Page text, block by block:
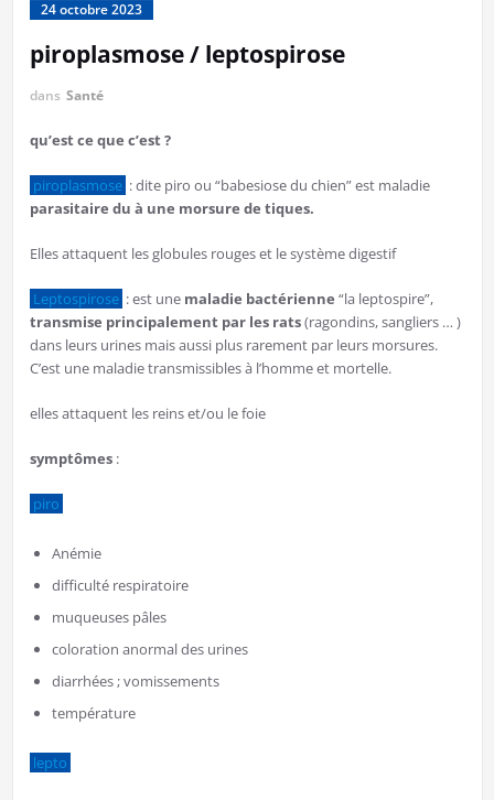
24 octobre 2023
piroplasmose / leptospirose
dans Santé
qu’est ce que c’est ?
piroplasmose : dite piro ou “babesiose du chien” est maladie
parasitaire du à une morsure de tiques.
Elles attaquent les globules rouges et le système digestif
Leptospirose : est unemaladie bactérienne “la leptospire”,
transmise principalement par les rats(ragondins, sangliers … )
dans leurs urines mais aussi plus rarement par leurs morsures.
C’est une maladie transmissibles à l’homme et mortelle.
elles attaquent les reins et/ou le foie
symptômes:
piro
Anémie
difficulté respiratoire
muqueuses pâles
coloration anormal des urines
diarrhées ; vomissements
température
lepto